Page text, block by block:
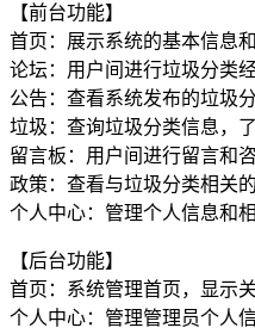
【前台功能】
首页：展示系统的基本信息
论坛：用户间进行垃圾分类
公告：查看系统发布的垃圾
垃圾：查询垃圾分类信息，
留言板：用户间进行留言和
政策：查看与垃圾分类相关
个人中心：管理个人信息和相
【后台功能】
首页：系统管理首页，显示
个人中心：管理管理员个人信